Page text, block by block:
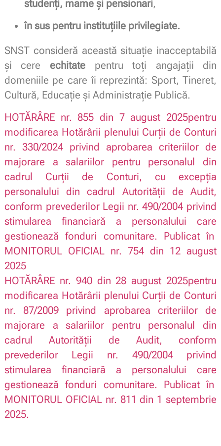
studenți, mame și pensionari,
în sus pentru instituțiile privilegiate.
SNST consideră această situație inacceptabilă
și cere echitatepentru toți angajații din
domeniile pe care îi reprezintă: Sport, Tineret,
Cultură, Educație și Administrație Publică.
HOTĂRÂRE nr. 855 din 7 august 2025pentru
modificarea Hotărârii plenului Curții de Conturi
nr. 330/2024 privind aprobarea criteriilor de
majorare a salariilor pentru personalul din
cadrul Curții de Conturi, cu excepția
personalului din cadrul Autorității de Audit,
conform prevederilor Legii nr. 490/2004 privind
stimularea financiară a personalului care
gestionează fonduri comunitare. Publicat în
MONITORUL OFICIAL nr. 754 din 12 august
2025
HOTĂRÂRE nr. 940 din 28 august 2025pentru
modificarea Hotărârii plenului Curții de Conturi
nr. 87/2009 privind aprobarea criteriilor de
majorare a salariilor pentru personalul din
cadrul Autorității de Audit, conform
prevederilor Legii nr. 490/2004 privind
stimularea financiară a personalului care
gestionează fonduri comunitare. Publicat în
MONITORUL OFICIAL nr. 811 din 1 septembrie
2025.